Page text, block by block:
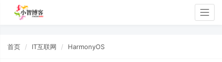
首页 IT互联网 HarmonyOS